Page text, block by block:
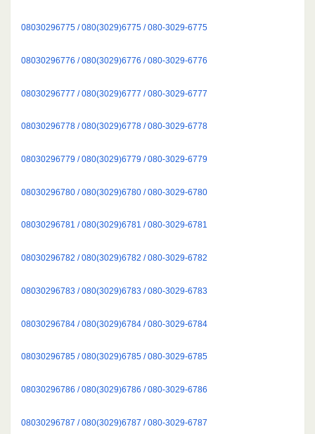
08030296775 / 080(3029)6775 / 080-3029-6775
08030296776 / 080(3029)6776 / 080-3029-6776
08030296777 / 080(3029)6777 / 080-3029-6777
08030296778 / 080(3029)6778 / 080-3029-6778
08030296779 / 080(3029)6779 / 080-3029-6779
08030296780 / 080(3029)6780 / 080-3029-6780
08030296781 / 080(3029)6781 / 080-3029-6781
08030296782 / 080(3029)6782 / 080-3029-6782
08030296783 / 080(3029)6783 / 080-3029-6783
08030296784 / 080(3029)6784 / 080-3029-6784
08030296785 / 080(3029)6785 / 080-3029-6785
08030296786 / 080(3029)6786 / 080-3029-6786
08030296787 / 080(3029)6787 / 080-3029-6787